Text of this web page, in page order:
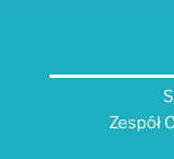
Zespół